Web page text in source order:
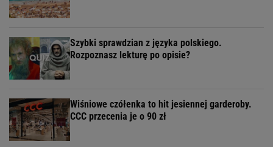
Szybki sprawdzian z języka polskiego.
Rozpoznasz lekturę po opisie?
Wiśniowe czółenka to hit jesiennej garderoby.
CCC przecenia je o 90 zł